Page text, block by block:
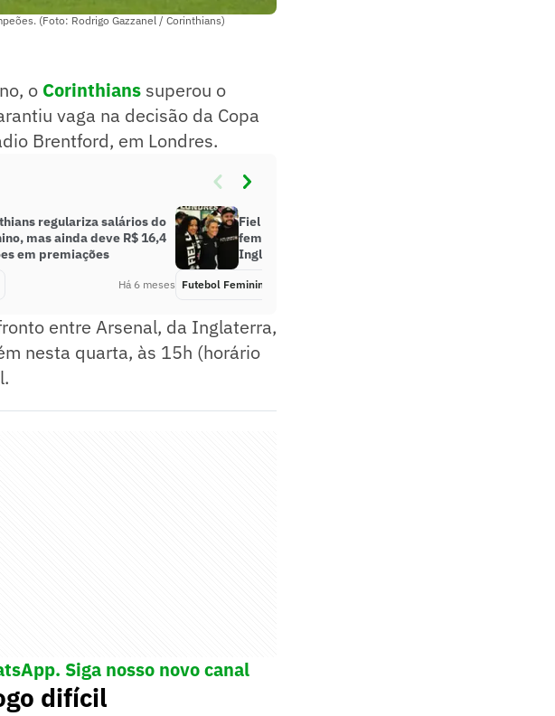
(Foto: Rodrigo Gazzanel / Corinthians)
o Corinthians superou o
vaga na decisão da Copa
Brentford, em Londres.
regulariza salários do
mas ainda deve R$ 16,4
em premiações
Há 6 meses
Fiel Londres recepciona time
feminino do Corinthians na
Inglaterra
Futebol Feminino
entre Arsenal, da Inglaterra,
nesta quarta, às 15h (horário
Siga nosso novo canal
difícil